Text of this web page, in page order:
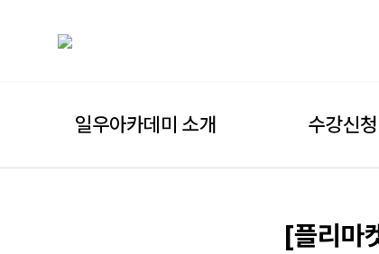
일우아카데미 소개 수강신청
[플리마